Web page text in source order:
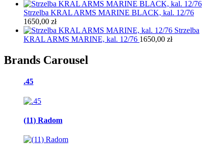
Strzelba KRAL ARMS MARINE BLACK, kal. 12/76
1650,00 zł
Strzelba
KRAL ARMS MARINE, kal. 12/76 1650,00 zł
Brands Carousel
.45
(11) Radom